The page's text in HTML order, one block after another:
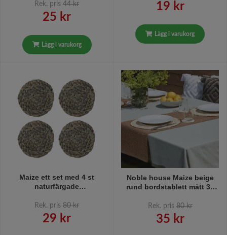
Rek. pris 44 kr
25 kr
Lägg i varukorg
19 kr
Lägg i varukorg
Maize ett set med 4 st
naturfärgade
majsblast från Nobel house
mått 10 cm
Rek. pris 80 kr
29 kr
Noble house Maize beige
rund bordstablett mått 38
Rek. pris 80 kr
35 kr